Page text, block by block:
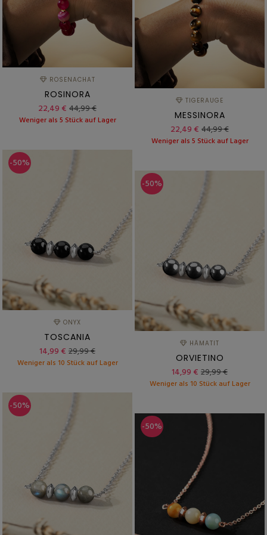
ROSENACHAT
ROSINORA
22,49 € 44,99 €
Weniger als 5 Stück auf Lager
TIGERAUGE
MESSINORA
22,49 € 44,99 €
Weniger als 5 Stück auf Lager
-50%
ONYX
TOSCANIA
14,99 € 29,99 €
Weniger als 10 Stück auf Lager
-50%
HÄMATIT
ORVIETINO
14,99 € 29,99 €
Weniger als 10 Stück auf Lager
-50%
-50%